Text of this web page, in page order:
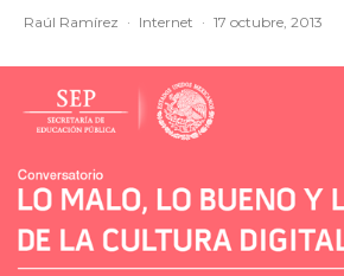
Raúl Ramírez · Internet · 17 octubre, 2013